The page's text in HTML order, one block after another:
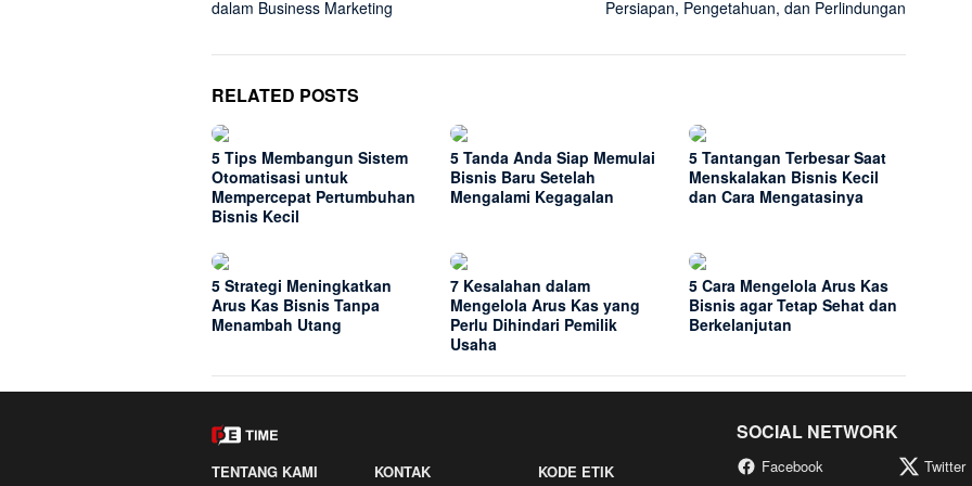
dalam Business Marketing
Persiapan, Pengetahuan, dan Perlindungan
RELATED POSTS
5 Tips Membangun Sistem
Otomatisasi untuk
Mempercepat Pertumbuhan
Bisnis Kecil
5 Tanda Anda Siap Memulai
Bisnis Baru Setelah
Mengalami Kegagalan
5 Tantangan Terbesar Saat
Menskalakan Bisnis Kecil
dan Cara Mengatasinya
5 Strategi Meningkatkan
Arus Kas Bisnis Tanpa
Menambah Utang
7 Kesalahan dalam
Mengelola Arus Kas yang
Perlu Dihindari Pemilik
Usaha
5 Cara Mengelola Arus Kas
Bisnis agar Tetap Sehat dan
Berkelanjutan
TENTANG KAMI KONTAK KODE ETIK
SOCIAL NETWORK
Facebook Twitter